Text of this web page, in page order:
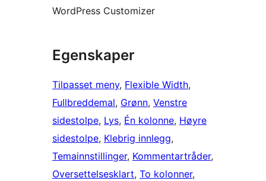
WordPress Customizer
Egenskaper
Tilpasset meny, Flexible Width
Fullbreddemal, Grønn, Venstre
sidestolpe, Lys, Én kolonne, Høyre
sidestolpe, Klebrig innlegg
Temainnstillinger, Kommentartråder
Oversettelsesklart, To kolonner